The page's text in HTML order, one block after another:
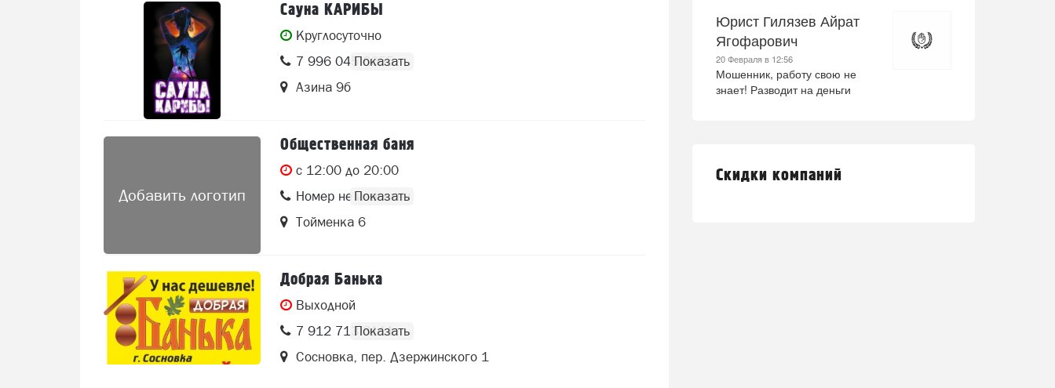
Сауна КАРИБЫ
Круглосуточно
7 996 045 6655
Азина 9б
Добавить логотип
Общественная баня
c 12:00 до 20:00
Номер не известен
Тойменка 6
Добрая Банька
Выходной
7 912 713 3111
Сосновка, пер. Дзержинского 1
Юрист Гилязев Айрат
Ягофарович
20 Февраля в 12:56
Мошенник, работу свою не
знает! Разводит на деньги
Скидки компаний